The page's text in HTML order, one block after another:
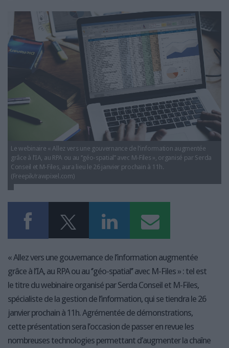
L'ESPACE EMPLOI
L'AGENDA
L'ANNUAIRE DES ACTEURS
LES LIVRES BLANCS
LES SUPPLÉMENTS
NOS OFFRES D'ABONNEMENTS
data-gouvernance-information-rpa-intelligence-
artificielle-webinaire-mfiles.jpg
Le webinaire « Allez vers une gouvernance de l’information augmentée
grâce à l’IA, au RPA ou au ‘’géo-spatial’’ avec M-Files », organisé par Serda
Conseil et M-Files, aura lieu le 26 janvier prochain à 11h.
(Freepik/rawpixel.com)
« Allez vers une gouvernance de l’information augmentée
grâce à l’IA, au RPA ou au ‘’géo-spatial’’ avec M-Files » : tel est
le titre du webinaire organisé par Serda Conseil et M-Files,
spécialiste de la gestion de l’information, qui se tiendra le 26
janvier prochain à 11h. Agrémentée de démonstrations,
cette présentation sera l’occasion de passer en revue les
nombreuses technologies permettant d’augmenter la chaîne